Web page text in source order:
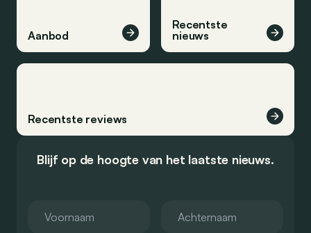
Aanbod
Recentste
nieuws
Recentste reviews
Blijf op de hoogte van het laatste nieuws.